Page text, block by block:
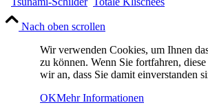
Nach oben scrollen
Wir verwenden Cookies, um Ihnen
zu können. Wenn Sie fortfahren,
wir an, dass Sie damit einverstanden
OKMehr Informationen